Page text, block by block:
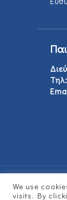
Τηλ:
©
We use
visits. By